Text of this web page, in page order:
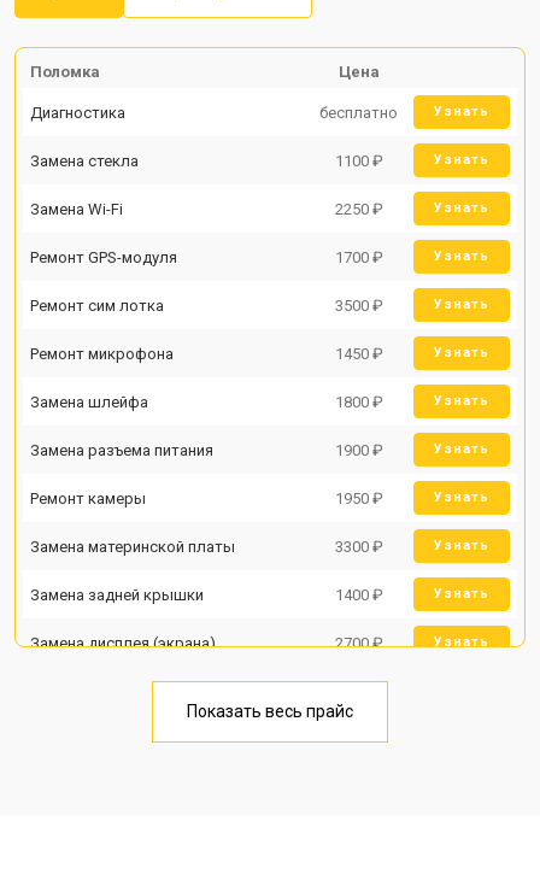
Поломка Цена
Диагностика бесплатно Узнать
Замена стекла 1100 ₽ Узнать
Замена Wi-Fi 2250 ₽ Узнать
Ремонт GPS-модуля 1700 ₽ Узнать
Ремонт сим лотка 3500 ₽ Узнать
Ремонт микрофона 1450 ₽ Узнать
Замена шлейфа 1800 ₽ Узнать
Замена разъема питания 1900 ₽ Узнать
Ремонт камеры 1950 ₽ Узнать
Замена материнской платы 3300 ₽ Узнать
Замена задней крышки 1400 ₽ Узнать
Замена дисплея (экрана) 2700 ₽ Узнать
Замена кнопки включения 1750 ₽
Показать весь прайс